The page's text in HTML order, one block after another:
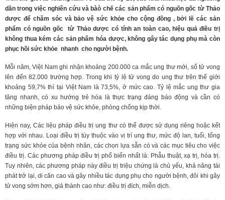
dần trong việc nghiên cứu và bàò chế các sản phẩm có nguồn gốc từ Thảo
dược để chăm sóc và bảo vệ sức khỏe cho cộng đồng , bởi lẽ các sản
phẩm có nguồn gốc từ Thảo dược có tính an toàn cao, hiệu quả điều trị
không thua kém các sản phẩm hóa dược, không gây tác dụng phụ mà còn
phục hồi sức khỏe nhanh cho người bệnh.
Mỗi năm, Việt Nam ghi nhận khoảng 200.000 ca mắc ung thư mới, số tử vong
lên đến 82.000 trường hợp. Trong khi tỷ lệ tử vong do ung thư trên thế giới
khoảng 59,7% thì tại Việt Nam là 73,5%, ở mức cao. Tỷ lệ mắc ung thư gia
tăng nhanh, có xu hướng trẻ hóa là thực trạng đáng báo động và cần có
những biện pháp bảo vệ sức khỏe, phòng chống kịp thời.
Hiện nay, Các liệu pháp điều trị ung thư có thể được sử dụng riêng hoặc kết
hợp với nhau. Loại điều trị tùy thuộc vào vị trí ung thư, mức độ lan, tuổi, tổng
trạng sức khỏe của bệnh nhân, các chọn lựa sẵn có và các mục tiêu cho việc
điều trị. Các phương pháp điều trị phổ biến nhất là: Phẫu thuật, xạ trị, hóa trị.
Tuy nhiên, các phương pháp này điều trị triệu chứng là chủ yếu, khả năng tái
phát trở lại, di căn cao và gây nhiều tác dụng phụ cho người bệnh, đôi khi gây
tử vong sớm hơn, giá thành cao như: điều trị đích, miễn dịch.